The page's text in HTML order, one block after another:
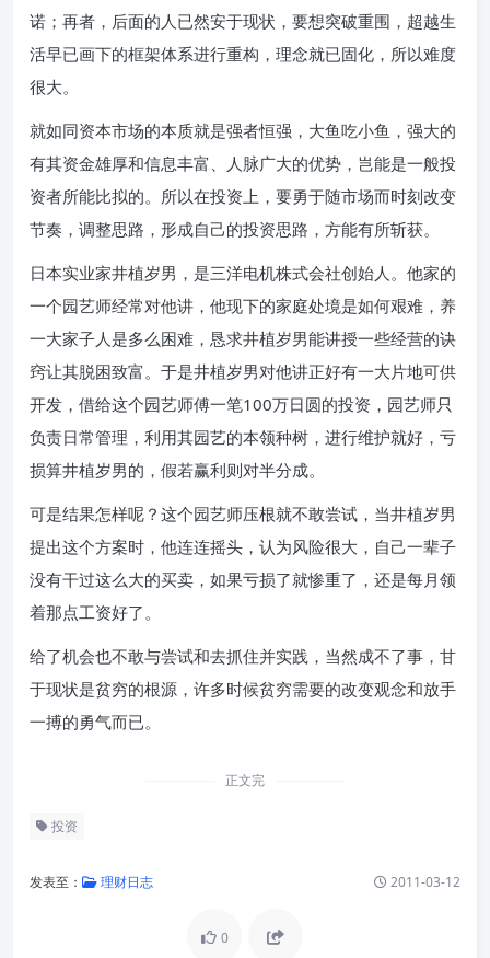
诺；再者，后面的人已然安于现状，要想突破重围，超越生
活早已画下的框架体系进行重构，理念就已固化，所以难度
很大。
就如同资本市场的本质就是强者恒强，大鱼吃小鱼，强大的
有其资金雄厚和信息丰富、人脉广大的优势，岂能是一般投
资者所能比拟的。所以在投资上，要勇于随市场而时刻改变
节奏，调整思路，形成自己的投资思路，方能有所斩获。
日本实业家井植岁男，是三洋电机株式会社创始人。他家的
一个园艺师经常对他讲，他现下的家庭处境是如何艰难，养
一大家子人是多么困难，恳求井植岁男能讲授一些经营的诀
窍让其脱困致富。于是井植岁男对他讲正好有一大片地可供
开发，借给这个园艺师傅一笔100万日圆的投资，园艺师只
负责日常管理，利用其园艺的本领种树，进行维护就好，亏
损算井植岁男的，假若赢利则对半分成。
可是结果怎样呢？这个园艺师压根就不敢尝试，当井植岁男
提出这个方案时，他连连摇头，认为风险很大，自己一辈子
没有干过这么大的买卖，如果亏损了就惨重了，还是每月领
着那点工资好了。
给了机会也不敢与尝试和去抓住并实践，当然成不了事，甘
于现状是贫穷的根源，许多时候贫穷需要的改变观念和放手
一搏的勇气而已。
正文完
投资
发表至： 理财日志 2011-03-12
0